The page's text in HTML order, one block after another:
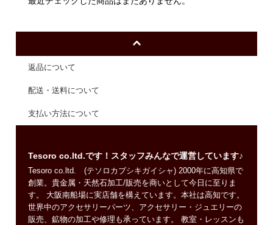
返品について
配送・送料について
支払い方法について
Tesoro co.ltd.です！スタッフみんなで運営しています♪
Tesoro co.ltd. (テソロカブシキガイシャ) 2000年に高知県で
創業。貴金属・天然石加工/販売を商いとして今日に至りま
す。 大阪南船場に実店舗を構えています。本社は高知です。
世界中のアクセサリーパーツ、アクセサリー・ジュエリーの
販売、鉱物の加工や修理も承っています。 教室・レッスンも